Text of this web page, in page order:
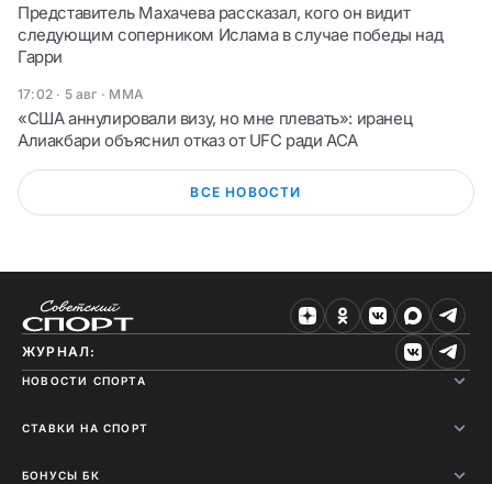
Представитель Махачева рассказал, кого он видит
следующим соперником Ислама в случае победы над
Гарри
17:02 · 5 авг · ММА
«США аннулировали визу, но мне плевать»: иранец
Алиакбари объяснил отказ от UFC ради ACA
ВСЕ НОВОСТИ
ЖУРНАЛ:
НОВОСТИ СПОРТА
СТАВКИ НА СПОРТ
БОНУСЫ БК